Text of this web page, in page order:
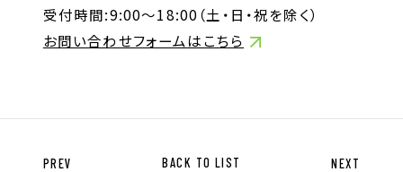
受付時間:9:00～18:00（土・日・祝を除く）
お問い合わせフォームはこちら
PREV BACK TO LIST NEXT